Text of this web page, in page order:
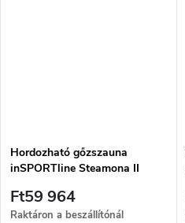
Hordozható gőzszauna
inSPORTline Steamona II
Ft59 964
Raktáron a beszállítónál